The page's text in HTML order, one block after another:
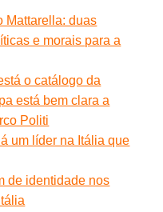
Mattarella: duas
e morais para a
o catálogo da
está bem clara a
Politi
um líder na Itália que
de identidade nos